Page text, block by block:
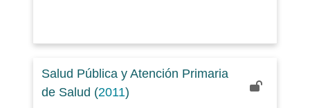
Salud Pública y Atención Primaria
de Salud (2011)